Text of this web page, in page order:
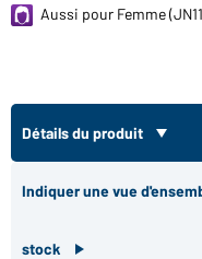
Aussi pour Femme
Détails du produit
Indiquer une vue
stock